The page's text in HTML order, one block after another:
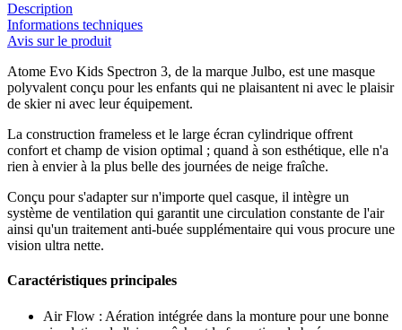
Description
Informations techniques
Avis sur le produit
Atome Evo Kids Spectron 3, de la marque Julbo, est une masque
polyvalent conçu pour les enfants qui ne plaisantent ni avec le plaisir
de skier ni avec leur équipement.
La construction frameless et le large écran cylindrique offrent
confort et champ de vision optimal ; quand à son esthétique, elle n'a
rien à envier à la plus belle des journées de neige fraîche.
Conçu pour s'adapter sur n'importe quel casque, il intègre un
système de ventilation qui garantit une circulation constante de l'air
ainsi qu'un traitement anti-buée supplémentaire qui vous procure une
vision ultra nette.
Caractéristiques principales
Air Flow : Aération intégrée dans la monture pour une bonne